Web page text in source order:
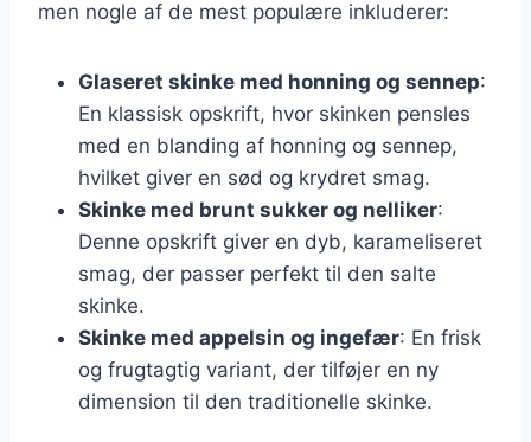
men nogle af de mest populære inkluderer:
Glaseret skinke med honning og sennep:
En klassisk opskrift, hvor skinken pensles
med en blanding af honning og sennep,
hvilket giver en sød og krydret smag.
Skinke med brunt sukker og nelliker:
Denne opskrift giver en dyb, karameliseret
smag, der passer perfekt til den salte
skinke.
Skinke med appelsin og ingefær: En frisk
og frugtagtig variant, der tilføjer en ny
dimension til den traditionelle skinke.